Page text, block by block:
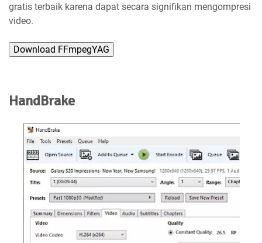
gratis terbaik karena dapat secara signifikan mengompresi
video.
Download FFmpegYAG
HandBrake